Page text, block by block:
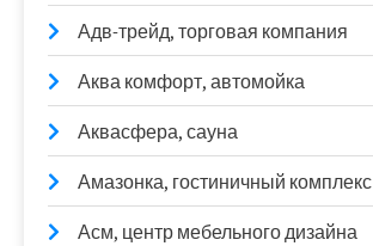
Адв-трейд, торговая компания
Аква комфорт, автомойка
Аквасфера, сауна
Амазонка, гостиничный комплекс
Асм, центр мебельного дизайна